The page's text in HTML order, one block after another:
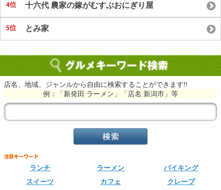
十六代 農家の嫁がむすぶおにぎり屋
とみ家
店名、地域、ジャンルから自由に検索することができます!!
例：「新発田 ラーメン」「店名 新潟市」等
ランチ ラーメン
バイキング
スイーツ
カフェ クレープ